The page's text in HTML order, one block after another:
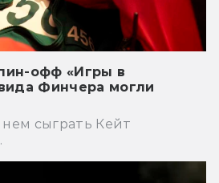
офф «Игры в
Финчера могли
сыграть Кейт